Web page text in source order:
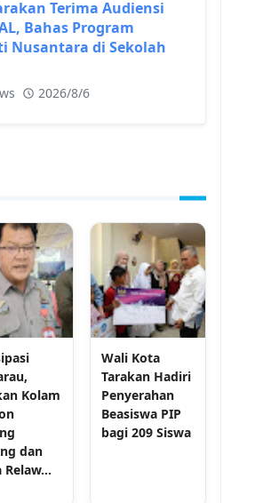
Terima Audiensi
Bahas Program
Nusantara di Sekolah
2026/8/6
Kolam
dan
Relaw...
Wali Kota
Tarakan Hadiri
Penyerahan
Beasiswa PIP
bagi 209 Siswa